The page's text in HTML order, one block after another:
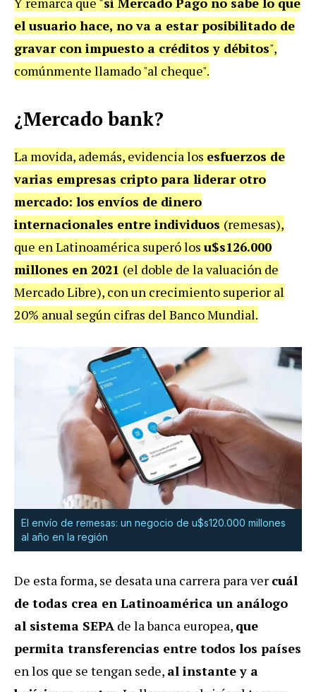
el usuario hace, no va a estar posibilitado de
gravar con impuesto a créditos y débitos",
comúnmente llamado "al cheque".
¿Mercado bank?
La movida, además, evidencia los esfuerzos de
varias empresas cripto para liderar otro
mercado: los envíos de dinero
internacionales entre individuos (remesas),
que en Latinoamérica superó los u$s126.000
millones en 2021 (el doble de la valuación de
Mercado Libre), con un crecimiento superior al
20% anual según cifras del Banco Mundial.
El envío de remesas: un negocio de u$s120.000 millones
al año en la región
De esta forma, se desata una carrera para ver cuál
de todas crea en Latinoamérica un análogo
al sistema SEPA de la banca europea, que
permita transferencias entre todos los países
en los que se tengan sede, al instante y a